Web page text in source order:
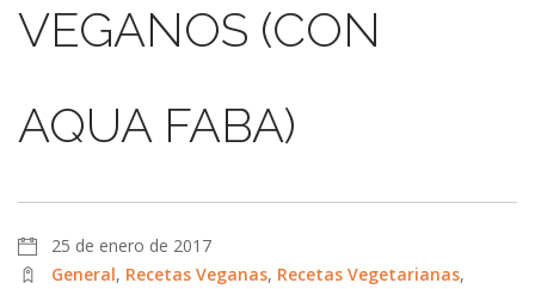
VEGANOS (CON
AQUA FABA)
25 de enero de 2017
General, Recetas Veganas, Recetas Vegetarianas,